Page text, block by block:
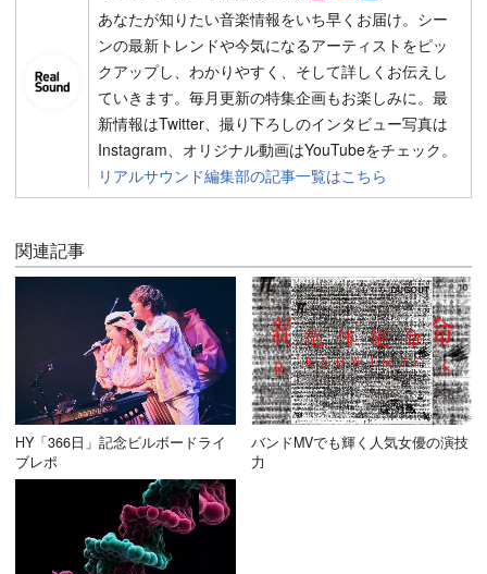
あなたが知りたい音楽情報をいち早くお届け。シー
ンの最新トレンドや今気になるアーティストをピッ
クアップし、わかりやすく、そして詳しくお伝えし
ていきます。毎月更新の特集企画もお楽しみに。最
新情報はTwitter、撮り下ろしのインタビュー写真は
Instagram、オリジナル動画はYouTubeをチェック。
リアルサウンド編集部の記事一覧はこちら
関連記事
HY「366日」記念ビルボードライ
ブレポ
バンドMVでも輝く人気女優の演技
力